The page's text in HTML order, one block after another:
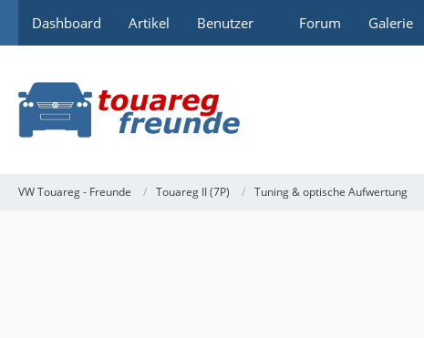
Dashboard Artikel Benutzer Forum Galerie
VW Touareg - Freunde Touareg II (7P) Tuning & optische Aufwertung